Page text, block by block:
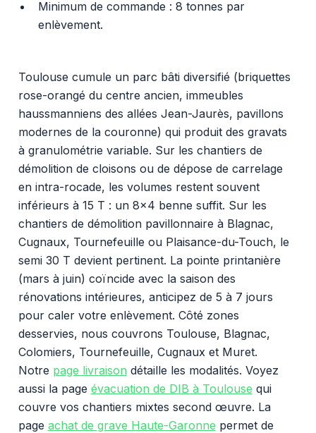
Minimum de commande : 8 tonnes par
enlèvement.
Toulouse cumule un parc bâti diversifié (briquettes
rose-orangé du centre ancien, immeubles
haussmanniens des allées Jean-Jaurès, pavillons
modernes de la couronne) qui produit des gravats
à granulométrie variable. Sur les chantiers de
démolition de cloisons ou de dépose de carrelage
en intra-rocade, les volumes restent souvent
inférieurs à 15 T : un 8x4 benne suffit. Sur les
chantiers de démolition pavillonnaire à Blagnac,
Cugnaux, Tournefeuille ou Plaisance-du-Touch, le
semi 30 T devient pertinent. La pointe printanière
(mars à juin) coïncide avec la saison des
rénovations intérieures, anticipez de 5 à 7 jours
pour caler votre enlèvement. Côté zones
desservies, nous couvrons Toulouse, Blagnac,
Colomiers, Tournefeuille, Cugnaux et Muret.
Notre page livraison détaille les modalités. Voyez
aussi la page évacuation de DIB à Toulouse qui
couvre vos chantiers mixtes second œuvre. La
page achat de grave Haute-Garonne permet de